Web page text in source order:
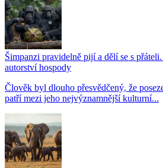
Šimpanzi pravidelně pijí a dělí se s
autorství hospody
Člověk byl dlouho přesvědčený, že
patří mezi jeho nejvýznamnější kulturní...